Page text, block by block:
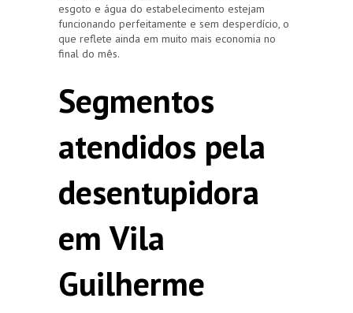
esgoto e água do estabelecimento estejam
funcionando perfeitamente e sem desperdício, o
que reflete ainda em muito mais economia no
final do mês.
Segmentos
atendidos pela
desentupidora
em Vila
Guilherme